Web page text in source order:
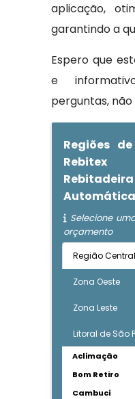
aplicação,
garantindo a
Espero que
e
perguntas,
Regiões
Automática
Selecione
orçamento
Região Central
Zona Oeste
Zona Leste
Litoral de São
Aclimação
Bom Retiro
Cambuci